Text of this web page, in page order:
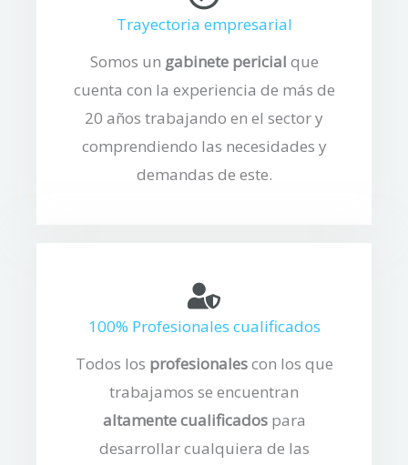
Trayectoria empresarial
Somos un gabinete pericial que
cuenta con la experiencia de más de
20 años trabajando en el sector y
comprendiendo las necesidades y
demandas de este.
100% Profesionales cualificados
Todos los profesionalescon los que
trabajamos se encuentran
altamente cualificadospara
desarrollar cualquiera de las